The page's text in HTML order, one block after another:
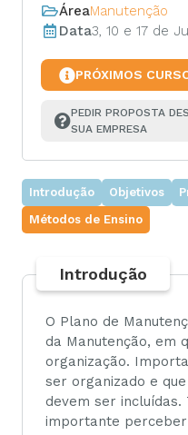
ÁreaManutenção
Data3, 10 e 17 de
PRÓXIMOS
PEDIR PROPOSTA
SUA EMPRESA
Introdução Objetivos
Métodos de Ensino
Introdução
O Plano de
da Manutenção, em
organização.
ser organizado e
devem ser incluídas.
importante